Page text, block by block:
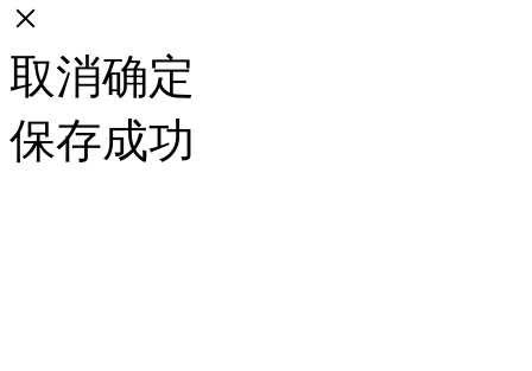
×
取消确定
保存成功